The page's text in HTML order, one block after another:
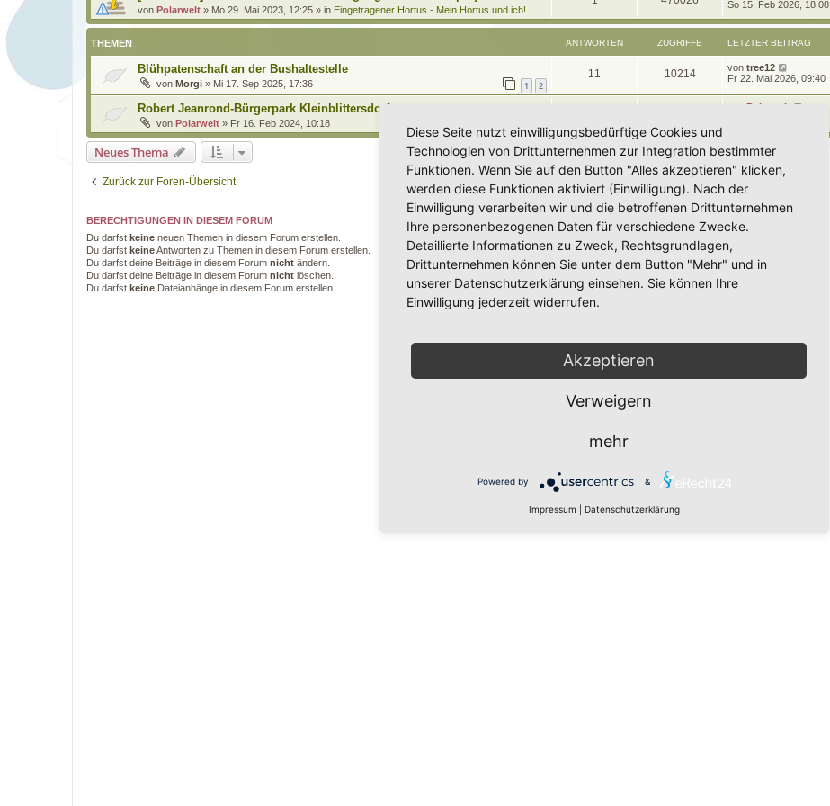
w
o
r
n
r
i
f
e
r
B
e
r
a
g
von Polarwelt » Mo 29. Mai 2023, 12:25 » in Eingetragener Hortus - Mein Hortus und ich!
n
t
w
o
t
e
n
u
g
i
e
e
z
e
r
B
e
So 15. Feb 2026, 18:08
THEMEN ANTWORTEN ZUGRIFFE LETZTER BEITRAG
Blühpatenschaft an der Bushaltestelle
von Morgi » Mi 17. Sep 2025, 17:36 1 2
11
n
o
r
t
n
10214Z
u
i
f
f
L
e
z
e
t
r
a
g
von tree12
Fr 22. Mai 2026, 09:40
Robert Jeanrond-Bürgerpark Kleinblittersdorf
von Polarwelt » Fr 16. Feb 2024, 10:18
n
t
w
o
r
t
e
u
g
r
i
f
f
t
e
r
e
i
t
r
a
g
Polarwelt
Neues Thema
Zurück zur Foren-Übersicht
BERECHTIGUNGEN IN DIESEM FORUM
Du darfst keine neuen Themen in diesem Forum erstellen.
Du darfst keineAntworten zu Themen in diesem Forum erstellen.
Du darfst deine Beiträge in diesem Forum nicht ändern.
Du darfst deine Beiträge in diesem Forum nicht löschen.
Du darfst keine Dateianhänge in diesem Forum erstellen.
Diese Seite nutzt einwilligungsbedürftige Cookies und
Technologien von Drittunternehmen zur Integration bestimmter
Funktionen. Wenn Sie auf den Button "Alles akzeptieren" klicken,
werden diese Funktionen aktiviert (Einwilligung). Nach der
Einwilligung verarbeiten wir und die betroffenen Drittunternehmen
Ihre personenbezogenen Daten für verschiedene Zwecke.
Detaillierte Informationen zu Zweck, Rechtsgrundlagen,
Drittunternehmen können Sie unter dem Button "Mehr" und in
unserer Datenschutzerklärung einsehen. Sie können Ihre
Einwilligung jederzeit widerrufen.
Akzeptieren
Verweigern
mehr
Powered by &
Impressum Datenschutzerklärung